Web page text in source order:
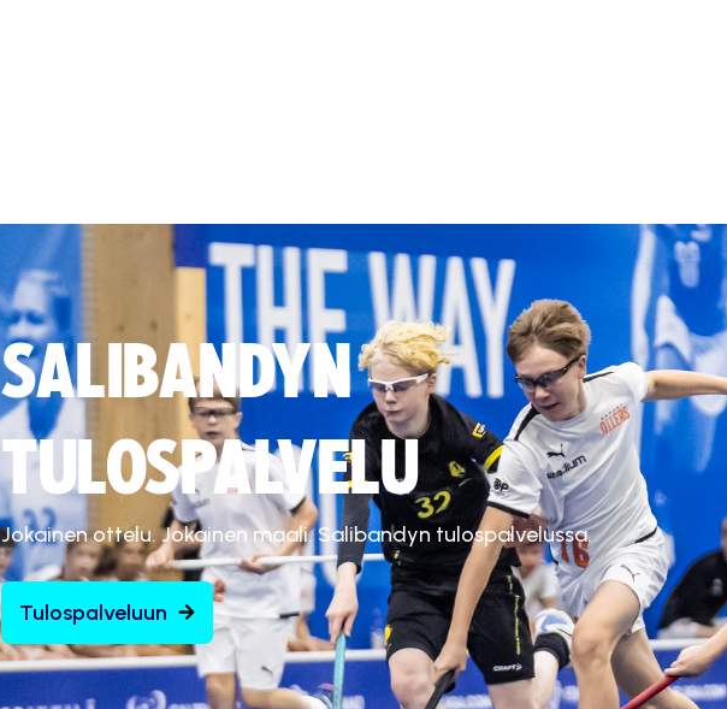
SALIBANDYN
TULOSPALVELU
Jokainen ottelu. Jokainen maali. Salibandyn tulospalvelussa.
Tulospalveluun